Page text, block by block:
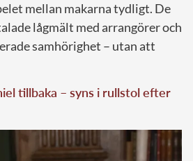
mellan makarna tydligt. De
lågmält med arrangörer och
samhörighet – utan att
tillbaka – syns i rullstol efter